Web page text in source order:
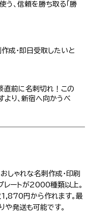
う、信頼を勝ち取る「勝
成・即日受取したいと
直前に名刺切れ！この
より、新宿へ向かうべ
ゃれな名刺作成・印刷
レートが2000種類以上。
円から作れます。最
発送も可能です。